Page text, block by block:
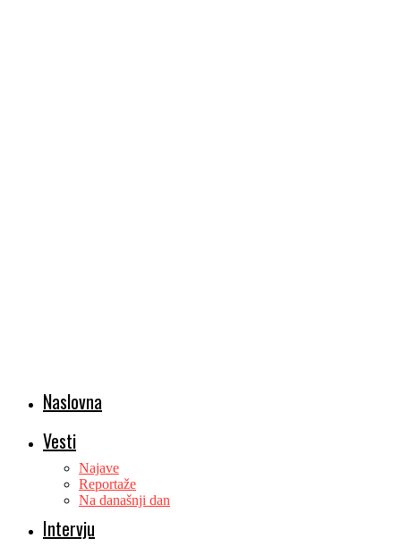
Naslovna
Vesti
Najave
Reportaže
Na današnji dan
Intervju